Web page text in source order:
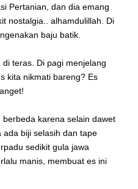
Pertanian, dan dia emang
nostalgia.. alhamdulillah. Di
baju batik.
teras. Di pagi menjelang
kita nikmati bareng? Es
karena selain dawet
biji selasih dan tape
sedikit gula jawa
manis, membuat es ini